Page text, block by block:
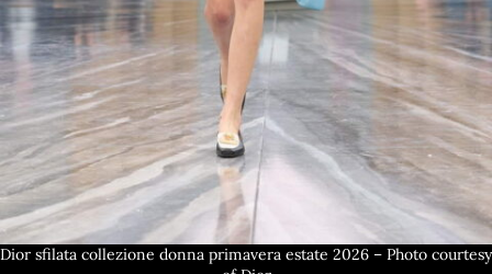
Dior sfilata collezione donna primavera estate 2026 – Photo courtesy